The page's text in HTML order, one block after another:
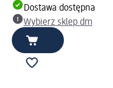
Dostawa dostępna
Wybierz sklep dm